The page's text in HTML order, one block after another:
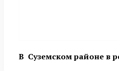
В Суземском районе в